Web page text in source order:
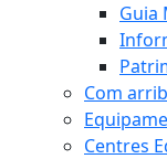
Guia
Com
Centres